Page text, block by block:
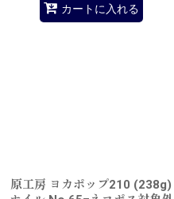
カートに入れる
原工房 ヨカポップ210 (238g)